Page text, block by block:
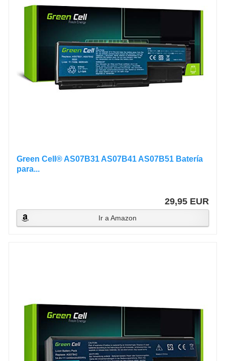
Green Cell® AS07B31 AS07B41 AS07B51 Batería
para...
29,95 EUR
Ir a Amazon